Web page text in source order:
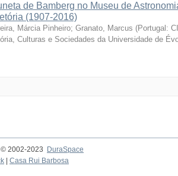
de Bamberg no Museu de
(1907-2016)
Márcia Pinheiro; Granato, Marcus (Portugal:
Culturas e Sociedades da Universidade de
2002-2023
DuraSpace
Casa Rui Barbosa